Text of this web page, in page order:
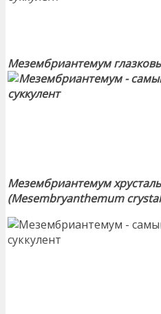
Мезембриантемум
Мезембриантемум
(Mesembryanthemum